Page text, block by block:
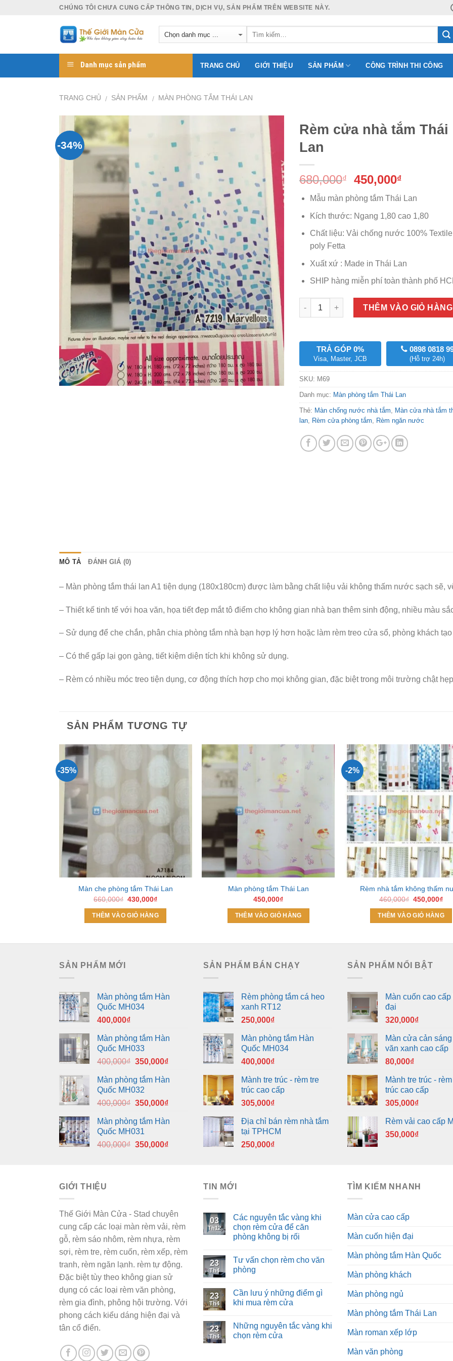
CHÚNG TÔI CHƯA CUNG CẤP THÔNG TIN, DỊCH VỤ, SẢN PHẨM TRÊN WEBSITE NÀY.
Danh mục sản phẩm TRANG CHỦ GIỚI THIỆU SẢN PHẨM CÔNG TRÌNH THI CÔNG
TRANG CHỦ / SẢN PHẨM / MÀN PHÒNG TẮM THÁI LAN
-34%
Add to
Wishlist
Rèm cửa nhà tắm Thái
Lan
680,000₫
Giá
gốc
là:
680,000₫.
450,000₫Giá
tại
là:
450,000₫.
Mẫu màn phòng tắm Thái Lan
Kích thước: Ngang 1,80 cao 1,80
Chất liệu: Vải chống nước 100% Textile
poly Fetta
Xuất xứ : Made in Thái Lan
SHIP hàng miễn phí toàn thành phố
Số lượng
THÊM VÀO GIỎ HÀNG
TRẢ GÓP 0%
Visa, Master, JCB
0898 0818
(Hỗ trợ 24h)
SKU: M69
Danh mục: Màn phòng tắm Thái Lan
Thẻ: Màn chống nước nhà tắm
Màn cửa nhà tắm
lan
Rèm cửa phòng tắm Rèm ngăn nước
MÔ TẢ ĐÁNH GIÁ (0)
– Màn phòng tắm thái lan A1 tiện dụng (180x180cm) được làm bằng chất liệu vải không thấm nước sạch sẽ,
– Thiết kế tinh tế với hoa văn, họa tiết đẹp mắt tô điểm cho không gian nhà bạn thêm sinh động, nhiều màu
– Sử dụng để che chắn, phân chia phòng tắm nhà bạn hợp lý hơn hoặc làm rèm treo cửa sổ, phòng khách
– Có thể gấp lại gọn gàng, tiết kiệm diện tích khi không sử dụng.
– Rèm có nhiều móc treo tiện dụng, cơ động thích hợp cho mọi không gian, đặc biệt trong môi trường chật
SẢN PHẨM TƯƠNG TỰ
-35%
Wishlist
Màn che phòng tắm Thái Lan
660,000₫ Giá
là:
660,000₫.
430,000₫Giá
tại
là:
THÊM VÀO GIỎ HÀNG
Wishlist
Màn phòng tắm Thái Lan
450,000₫
THÊM VÀO GIỎ HÀNG
-2%
Rèm nhà tắm không thấm
460,000₫ Giá
là:
460,000₫.
450,000₫Giá
tại
là:
THÊM VÀO GIỎ HÀNG
SẢN PHẨM MỚI
Màn phòng tắm Hàn
Quốc MH034
400,000₫
Màn phòng tắm Hàn
Quốc MH033
400,000₫ Giá
là:
400,000₫.
350,000₫Giá
tại
350,000₫.
Màn phòng tắm Hàn
Quốc MH032
400,000₫ Giá
là:
400,000₫.
350,000₫Giá
tại
350,000₫.
Màn phòng tắm Hàn
Quốc MH031
400,000₫ Giá
350,000₫Giá
SẢN PHẨM BÁN CHẠY
Rèm phòng tắm cá heo
xanh RT12
250,000₫
Màn phòng tắm Hàn
Quốc MH034
400,000₫
Mành tre trúc - rèm tre
trúc cao cấp
305,000₫
Địa chỉ bán rèm nhà tắm
tại TPHCM
250,000₫
SẢN PHẨM NỔI BẬT
Màn cuốn cao cấp
đại
320,000₫
Màn cửa cản
văn xanh cao cấp
80,000₫
Mành tre trúc -
trúc cao cấp
305,000₫
Rèm vải cao cấp
350,000₫
GIỚI THIỆU
Thế Giới Màn Cửa - Stad chuyên
cung cấp các loại màn rèm vải, rèm
gỗ, rèm sáo nhôm, rèm nhựa, rèm
sợi, rèm tre, rèm cuốn, rèm xếp, rèm
tranh, rèm ngăn lạnh. rèm tự động.
Đặc biệt tùy theo không gian sử
dụng có các loại rèm văn phòng,
rèm gia đình, phông hội trường. Với
phong cách kiểu dáng hiện đại và
tân cổ điển.
TIN MỚI
03
Th12
Các nguyên tắc vàng khi
chọn rèm cửa để căn
phòng không bị rối
23
Th4
Tư vấn chọn rèm cho văn
phòng
23
Th4
Cần lưu ý những điểm gì
khi mua rèm cửa
23
Th4
Những nguyên tắc vàng khi
chọn rèm cửa
TÌM KIẾM NHANH
Màn cửa cao cấp
Màn cuốn hiện đại
Màn phòng tắm Hàn Quốc
Màn phòng khách
Màn phòng ngủ
Màn phòng tắm Thái Lan
Màn roman xếp lớp
Màn văn phòng